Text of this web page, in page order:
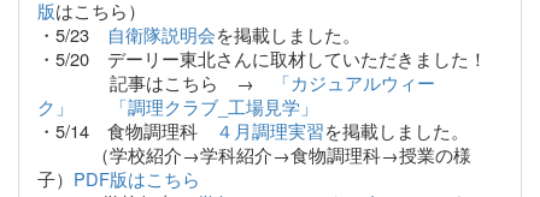
版はこちら）
・5/23 自衛隊説明会を掲載しました。
・5/20 デーリー東北さんに取材していただきました！
記事はこちら →
「カジュアルウィー
ク」 「調理クラブ_工場見学」
・5/14 食物調理科
４月調理実習を掲載しました。
（学校紹介→学科紹介→食物調理科→授業の様
子） PDF版はこちら